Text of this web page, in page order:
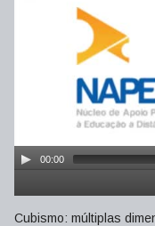
00:00
Cubismo: múltiplas